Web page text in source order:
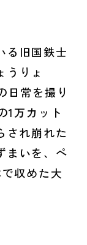
る旧国鉄士
うりょ
日常を撮り
1万カット
され崩れた
まいを、ペ
収めた大